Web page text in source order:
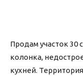
Продам участок 30
колонка,
кухней.